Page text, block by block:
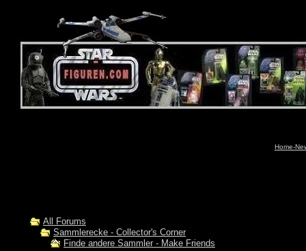
Home-
All Forums
Sammlerecke - Collector's Corner
Finde andere Sammler - Make Friends